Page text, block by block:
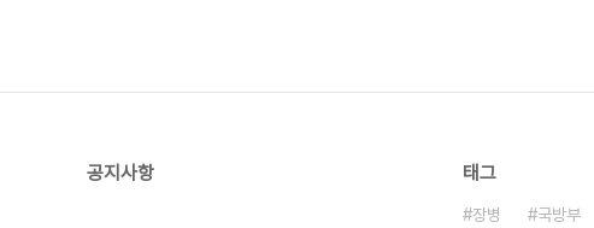
공지사항 태그
장병 국방부